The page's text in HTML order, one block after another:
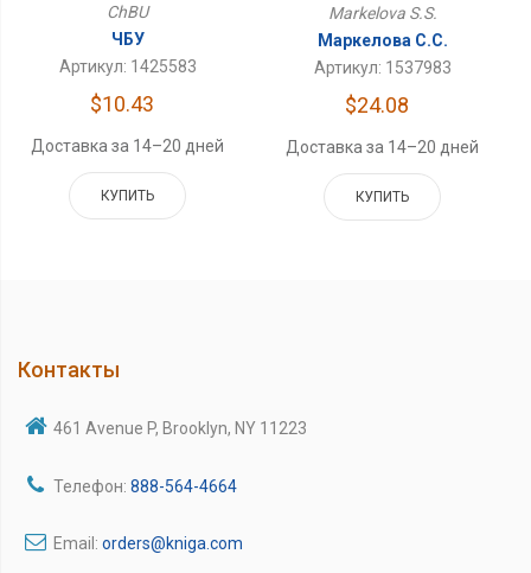
ChBU
ЧБУ
Артикул: 1425583
$10.43
Доставка за 14–20 дней
КУПИТЬ
Markelova S.S.
Маркелова С.С.
Артикул: 1537983
$24.08
Доставка за 14–20 дней
КУПИТЬ
Контакты
461 Avenue P, Brooklyn, NY 11223
Телефон: 888-564-4664
Email: orders@kniga.com